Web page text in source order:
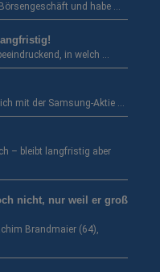
und habe …
in welch …
mit der Samsung-Aktie …
– bleibt langfristig aber
nicht, nur weil er groß
Brandmaier (64),